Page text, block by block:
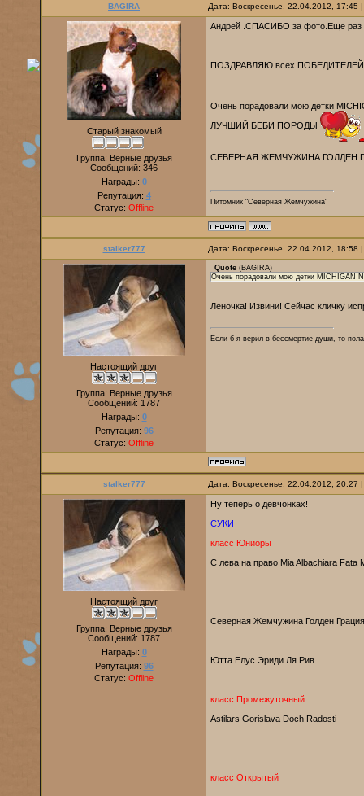
BAGIRA Дата: Воскресенье, 22.04.2012,
Старый знакомый
Группа: Верные друзья
Сообщений: 346
Награды: 0
Репутация: 4
Статус: Offline
Андрей .СПАСИБО за фото.Еще
ПОЗДРАВЛЯЮ всех
Очень порадовали мою детки
ЛУЧШИЙ БЕБИ ПОРОДЫ
СЕВЕРНАЯ ЖЕМЧУЖИНА
Питомник "Северная Жемчужина"
stalker777 Дата: Воскресенье, 22.04.2012,
Настоящий друг
Группа: Верные друзья
Сообщений: 1787
Награды: 0
Репутация: 96
Статус: Offline
Quote (BAGIRA)
Очень порадовали мою детки MICHIGAN
Леночка! Извини! Сейчас кличку
Если б я верил в бессмертие души, то
stalker777 Дата: Воскресенье, 22.04.2012,
Настоящий друг
Группа: Верные друзья
Сообщений: 1787
Награды: 0
Репутация: 96
Статус: Offline
Ну теперь о девчонках!
СУКИ
класс Юниоры
С лева на право Mia Albachiara
Северная Жемчужина Голден Грация
Ютта Елус Эриди Ля Рив
класс Промежуточный
Astilars Gorislava Doch Radosti
класс Открытый